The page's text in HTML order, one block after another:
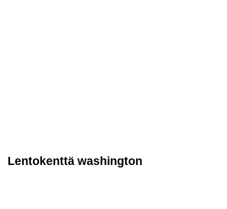
Lentokenttä washington